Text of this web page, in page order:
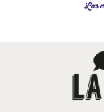
Las